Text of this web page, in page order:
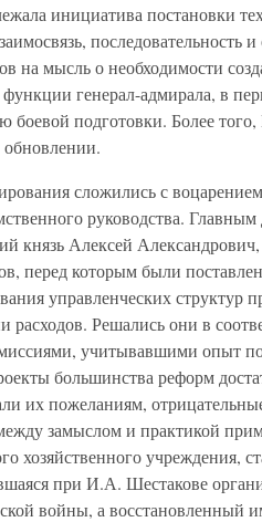
инициатива постановки
последовательность
на мысль о необходимости
генерал-адмирала, в
боевой подготовки. Более
сложились с
руководства. Главным
князь Алексей
перед которым были
управленческих структур
Решались они в
учитывавшими опыт
большинства реформ
их пожеланиям,
замыслом и практикой
хозяйственного учреждения,
при И.А. Шестакове
войны, а восстановленный